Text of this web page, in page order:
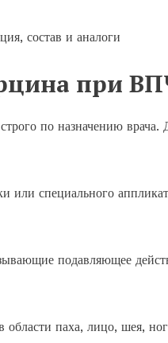
при
по назначению врача.
специального
подавляющее
области паха, лицо, шея,